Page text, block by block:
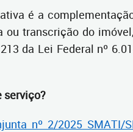
é a
transcrição do
da Lei Federal nº
serviço?
nº 2/2025 SMATI/